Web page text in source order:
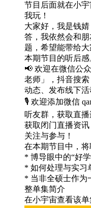
节目后面就在小
我玩！
大家好，我是钱
答，我依然会和
题，希望能带给
本期节目的听后感
📢 欢迎在微信公
老师」，抖音搜
动态、发布线下活
🎙️ 欢迎添加微信
听友群，获取直
获取闭门直播资讯
关注与参与！
在本期节目中，将
* 博导眼中的“好
* 如何处理与实习
* 当非全硕士作为
整单集简介
在小宇宙查看该